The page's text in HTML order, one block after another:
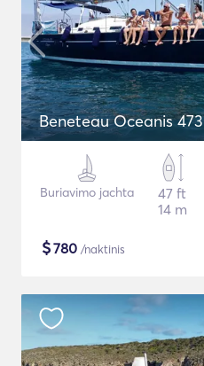
Beneteau Oceanis 473
Buriavimo jachta
47 ft
14 m
$780 /naktinis